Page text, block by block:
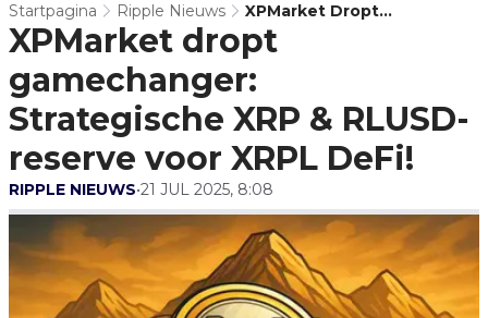
Startpagina Ripple Nieuws
XPMarket Dropt
Gamechanger: Strategische
XRP & RLUSD-Reserve Voor
XRPL DeFi!
XPMarket dropt
gamechanger:
Strategische XRP & RLUSD-
reserve voor XRPL DeFi!
RIPPLE NIEUWS•21 JUL 2025, 8:08